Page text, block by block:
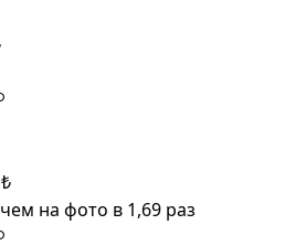
на фото в 1,69 раз